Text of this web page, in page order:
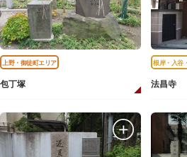
上野・御徒町エリア
包丁塚
根岸・入谷
法昌寺